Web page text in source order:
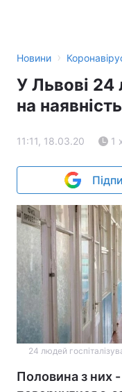
Новини ›
У Львові 24
на
11:11, 18.03.20 1
24 людей
Половина з них -